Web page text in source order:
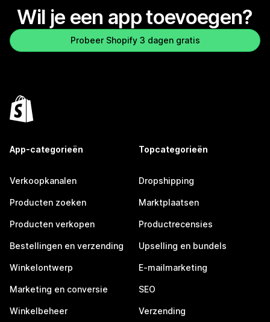
Wil je een app toevoegen?
Probeer Shopify 3 dagen gratis
App-categorieën
Verkoopkanalen
Producten zoeken
Producten verkopen
Bestellingen en verzending
Winkelontwerp
Marketing en conversie
Winkelbeheer
Topcategorieën
Dropshipping
Marktplaatsen
Productrecensies
Upselling en bundels
E-mailmarketing
SEO
Verzending